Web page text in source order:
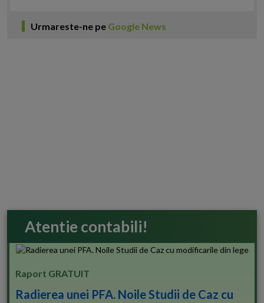
Urmareste-ne pe Google News
Atentie contabili!
Raport GRATUIT
Radierea unei PFA. Noile Studii de Caz cu